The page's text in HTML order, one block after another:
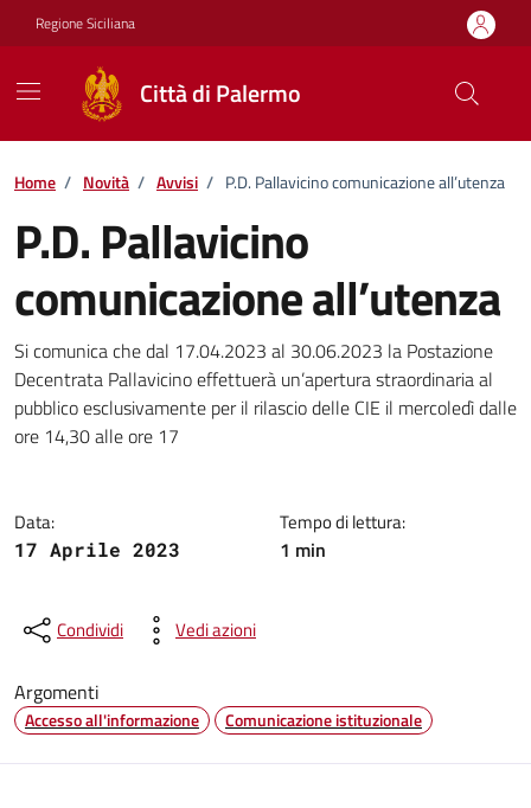
Vai ai contenuti
Vai al footer
Regione Siciliana
Città di Palermo
Home / Novità / Avvisi / P.D. Pallavicino comunicazione all’utenza
P.D. Pallavicino
comunicazione all’utenza
Dettagli della notizia
Si comunica che dal 17.04.2023 al 30.06.2023 la Postazione
Decentrata Pallavicino effettuerà un’apertura straordinaria al
pubblico esclusivamente per il rilascio delle CIE il mercoledì dalle
ore 14,30 alle ore 17
Data:
17 Aprile 2023
Tempo di lettura:
1 min
Condividi Vedi azioni
Argomenti
Accesso all'informazione Comunicazione istituzionale